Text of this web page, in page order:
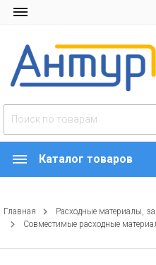
Каталог товаров
Главная
Расходные материалы,
Совместимые расходные